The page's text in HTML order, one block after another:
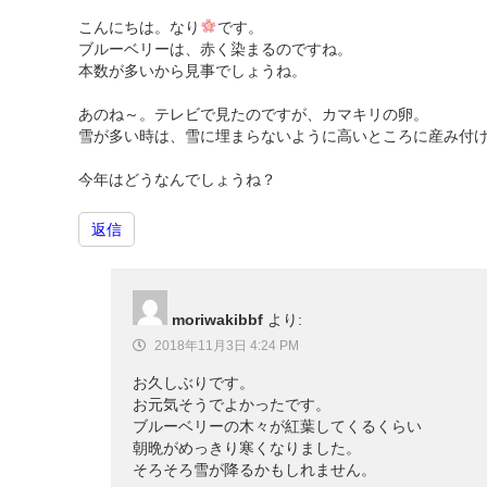
こんにちは。なり
です。
ブルーベリーは、赤く染まるのですね。
本数が多いから見事でしょうね。
あのね～。テレビで見たのですが、カマキリの卵。
雪が多い時は、雪に埋まらないように高いところに産み付け
今年はどうなんでしょうね？
返信
moriwakibbf より:
2018年11月3日 4:24 PM
お久しぶりです。
お元気そうでよかったです。
ブルーベリーの木々が紅葉してくるくらい
朝晩がめっきり寒くなりました。
そろそろ雪が降るかもしれません。